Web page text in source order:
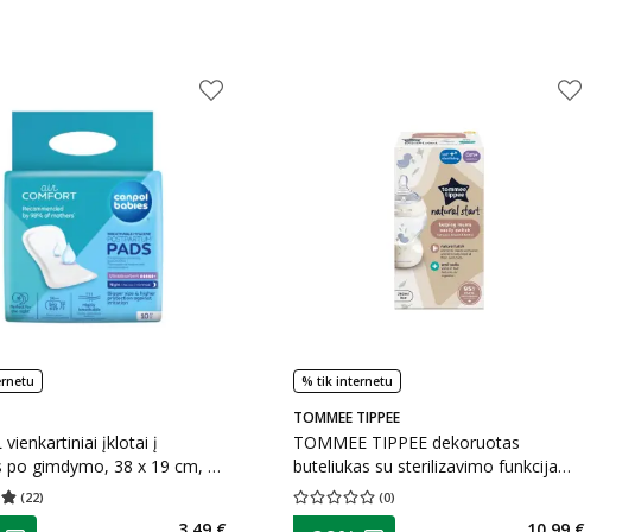
vienkartiniai įklotai į
po gimdymo, 38 x 19 cm, 10
(22) 4.86
% tik internetu
TOMMEE TIPPEE
TOMMEE TIPPEE dekoruotas
buteliukas su sterilizavimo funkcija
NATURAL START, 260 ml, nuo 0
mėn., 1 vnt.
(0)
Vidutinis įvertinimas 0.00
patarimas